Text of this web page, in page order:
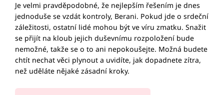
Je velmi pravděpodobné, že nejlepším řešením je dnes
jednoduše se vzdát kontroly, Berani. Pokud jde o srdeční
záležitosti, ostatní lidé mohou být ve víru zmatku. Snažit
se přijít na kloub jejich duševnímu rozpoložení bude
nemožné, takže se o to ani nepokoušejte. Možná budete
chtít nechat věci plynout a uvidíte, jak dopadnete zítra,
než uděláte nějaké zásadní kroky.